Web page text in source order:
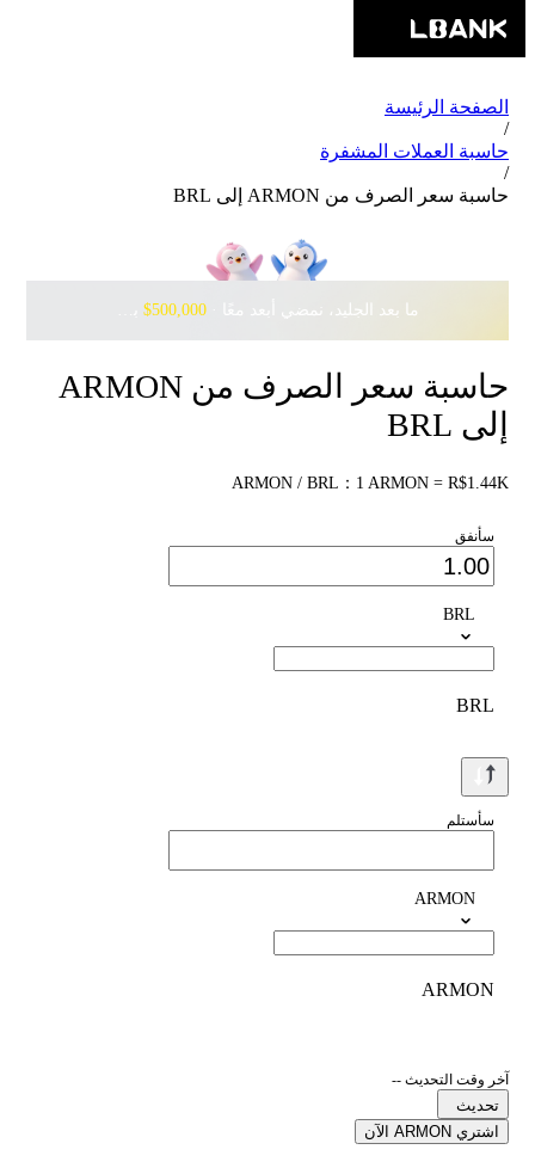
الصفحة الرئيسة
/
حاسبة العملات المشفرة
/
حاسبة سعر الصرف من ARMON إلى BRL
ما بعد الجليد، نمضي أبعد معًا · ‎ $500,000بانتظارك مع Pudgy Penguins
حاسبة سعر الصرف من ARMON
إلى BRL
ARMON / BRL：1 ARMON = R$1.44K
سأنفق
BRL
BRL
سأستلم
ARMON
ARMON
آخر وقت التحديث --
تحديث
اشتري ARMON الآن